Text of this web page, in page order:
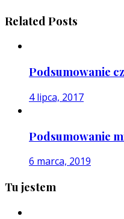
Related Posts
Podsumowanie
4 lipca, 2017
Podsumowanie
6 marca, 2019
Tu jestem